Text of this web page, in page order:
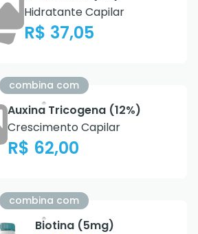
Hidratante Capilar
R$ 37,05
combina com
Auxina Tricogena (12%)
Crescimento Capilar
R$ 62,00
combina com
Biotina (5mg)